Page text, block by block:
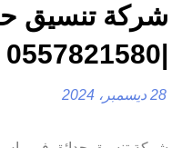
شركة تنسيق
|0557821580 |لاند سكيب
28 ديسمبر، 2024